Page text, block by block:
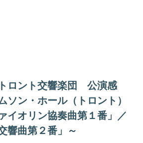
トロント交響楽団 公演感
ン・ホール（トロント）
イオリン協奏曲第１番」／
響曲第２番」～